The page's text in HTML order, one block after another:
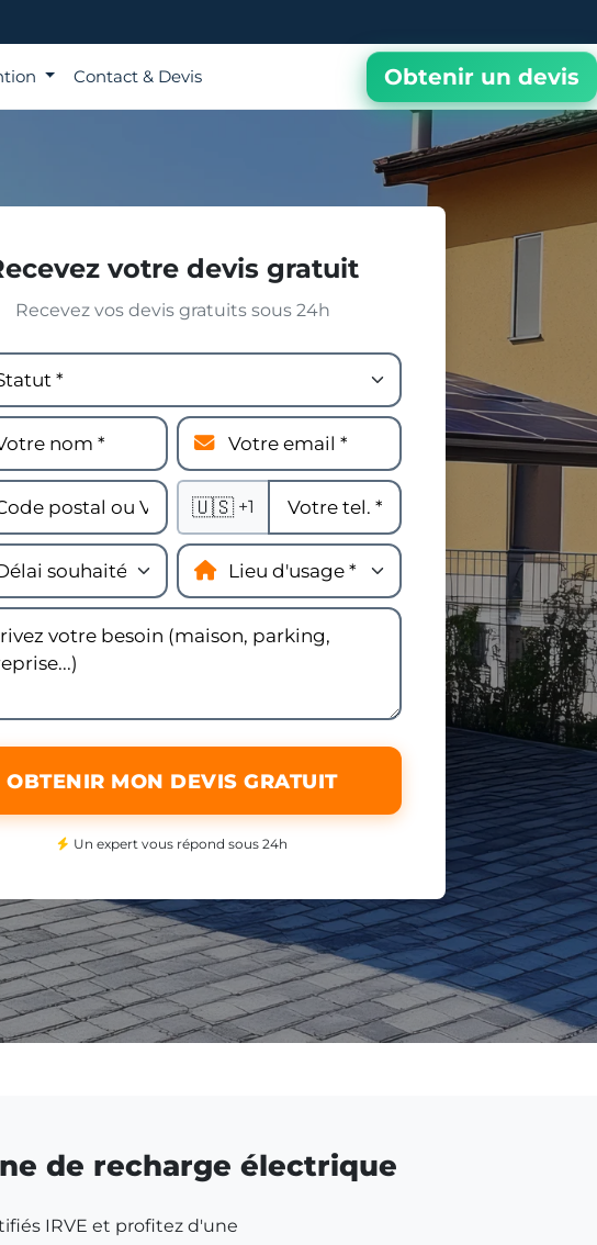
Contact & Devis Obtenir un devis
votre devis gratuit
Recevez vos devis gratuits sous 24h
🇺🇸 +1
OBTENIR MON DEVIS GRATUIT
Un expert vous répond sous 24h
de recharge électrique
IRVE et profitez d'une